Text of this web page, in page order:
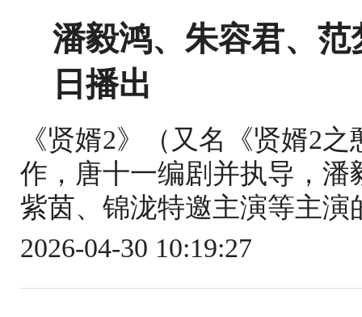
潘毅鸿、朱容君、
日播出
《贤婿2》（又名《贤婿2
作，唐十一编剧并执导，
紫茵、锦泷特邀主演等主演
2026-04-30 10:19:27